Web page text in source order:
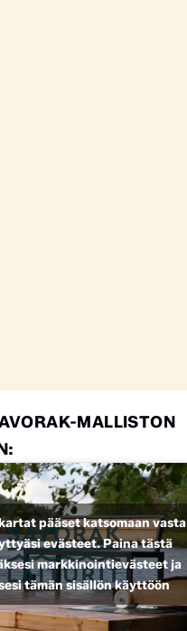
MALLISTON
pääset katsomaan vasta
evästeet. Paina tästä
markkinointievästeet ja
tämän sisällön käyttöön